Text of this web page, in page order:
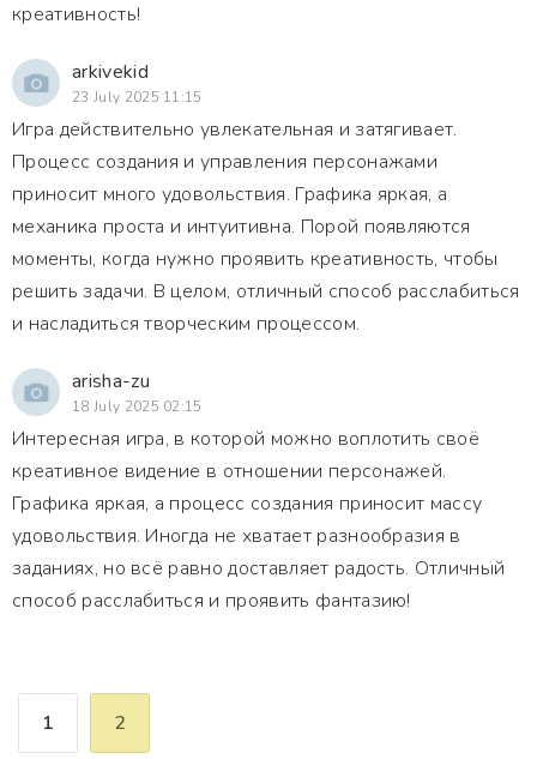
креативность!
arkivekid
23 July 2025 11:15
Игра действительно увлекательная и затягивает.
Процесс создания и управления персонажами
приносит много удовольствия. Графика яркая, а
механика проста и интуитивна. Порой появляются
моменты, когда нужно проявить креативность, чтобы
решить задачи. В целом, отличный способ расслабиться
и насладиться творческим процессом.
arisha-zu
18 July 2025 02:15
Интересная игра, в которой можно воплотить своё
креативное видение в отношении персонажей.
Графика яркая, а процесс создания приносит массу
удовольствия. Иногда не хватает разнообразия в
заданиях, но всё равно доставляет радость. Отличный
способ расслабиться и проявить фантазию!
1 2